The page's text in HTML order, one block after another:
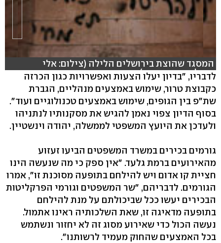
המסגד שהוצת בירושלים הלילה (צילום: אלי
מנדלבאום, רויטרס)
לדבריו, "בדיון יעלו הצעות ואפשרויות כגון הכרזה
כקבוצת טרור, שימוש באמצעים מנהליים, הגברת
שת"פ בין הגופים, שימוש באמצעים טכנולוגיים ועוד".
בסוף הדיון צפוי נאמן להגיש את מסקנותיו לנתניהו
ולעדכן את היועץ המשפטי לממשלה, יהודה וינשטיין.
גורמים בכירים במשרד המשפטים הביעו זעזוע
מהאירועים ברמת גלעד. "אין ספק כי מה שנעשה הינו
חציית קו אדום ויש להילחם בתופעה מסוכנת זו", אמרו
הגורמים. לדבריהם, "שר המשפטים וגורמי הפרקליטות
הבכירים יעשו ככל שביכולתם על מנת להילחם
בתופעה מדאיגה זו, שאת השלכותיה ראינו אתמול.
נעשה הכול כדי שאירוע מסוג זה לא יחזור ונשתמש
בכל האמצעים שהחוק מעמיד לרשותנו".